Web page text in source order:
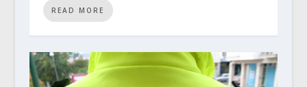
READ MORE